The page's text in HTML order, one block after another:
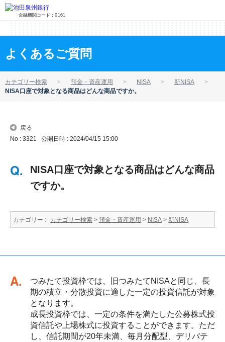
金融機関コード：0161
よくあるご質問
カテゴリー検索 預金・資産運用 NISA
新NISA
NISA口座で対象となる商品はどんな商品ですか。
戻る
No : 3321 公開日時 : 2024/04/15 15:00
NISA口座で対象となる商品はどんな商品
ですか。
カテゴリー : カテゴリー検索 > 預金・資産運用 > NISA > 新NISA
回答
つみたて投資枠では、旧つみたてNISAと同じ、長
期の積立・分散投資に適した一定の投資信託が対象
となります。
成長投資枠では、一定の条件を満たした公募株式投
資信託や上場株式に投資することができます。ただ
し、信託期間が20年未満、毎月分配型、デリバテ